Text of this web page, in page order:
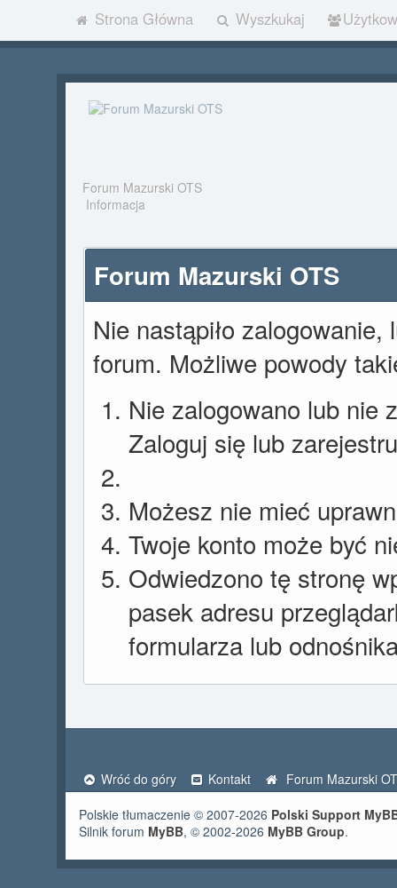
Strona Główna Wyszkukaj
Forum Mazurski OTS
Informacja
Forum Mazurski OTS
Nie nastąpiło
forum. Możliwe powody
Nie zalogowano lub nie
Zaloguj się lub
Możesz nie mieć
Twoje konto może być
Odwiedzono tę stronę
pasek adresu
formularza lub
Wróć do góry Kontakt
Forum Mazurski
Polskie tłumaczenie © 2007-2026 Polski Support
Silnik forum MyBB, © 2002-2026 MyBB Group.